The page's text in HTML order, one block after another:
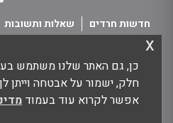
כן, גם האתר שלנו משתמש
חלק, ישמור על אבטחה וייתן
אפשר לקרוא עוד בעמוד
x
חדשות חרדים שאלות ותשובות
כל הזכויות שמורות